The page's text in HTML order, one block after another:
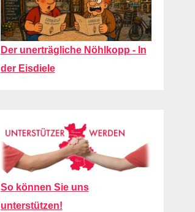
Der unerträgliche Nöhlkopp - In
der Eisdiele
So können Sie uns
unterstützen!